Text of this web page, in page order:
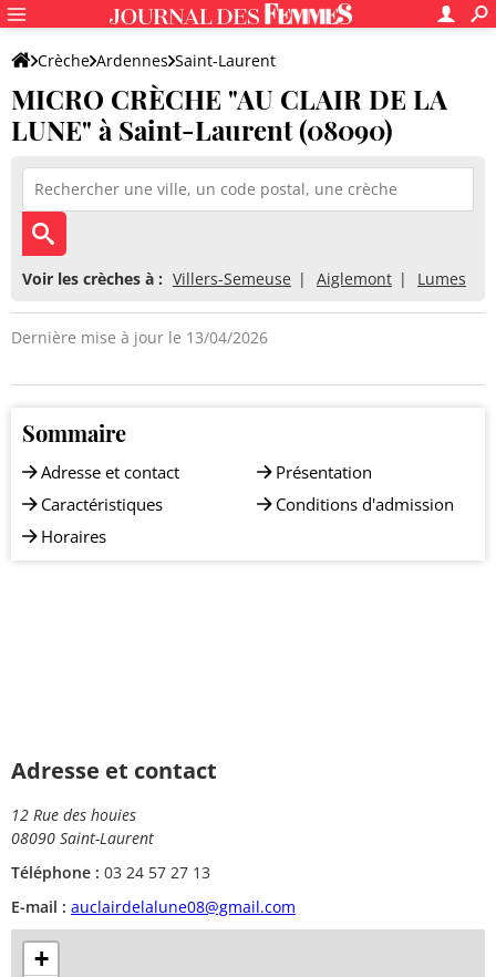
Crèche Ardennes Saint-Laurent
MICRO CRÈCHE "AU CLAIR DE LA LUNE"
MICRO CRÈCHE "AU CLAIR DE LA
LUNE" à Saint-Laurent (08090)
Voir les crèches à : Villers-Semeuse Aiglemont Lumes
Dernière mise à jour le 13/04/2026
Sommaire
Adresse et contact
Caractéristiques
Horaires
Présentation
Conditions d'admission
Adresse et contact
12 Rue des houies
08090 Saint-Laurent
Téléphone : 03 24 57 27 13
E-mail : auclairdelalune08@gmail.com
+